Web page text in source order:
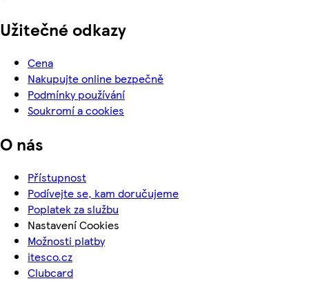
Užitečné odkazy
Cena
Nakupujte online bezpečně
Podmínky používání
Soukromí a cookies
O nás
Přístupnost
Podívejte se, kam doručujeme
Poplatek za službu
Nastavení Cookies
Možnosti platby
itesco.cz
Clubcard